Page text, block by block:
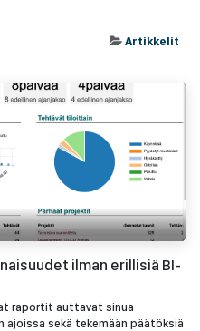
Artikkelit
ilman erillisiä BI-
raportit auttavat sinua
sekä tekemään päätöksiä